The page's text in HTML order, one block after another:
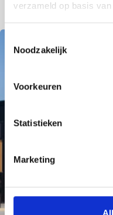
verzameld op basis
s
Noodzakelijk
Voorkeuren
Statistieken
Marketing
8 Juni 2026